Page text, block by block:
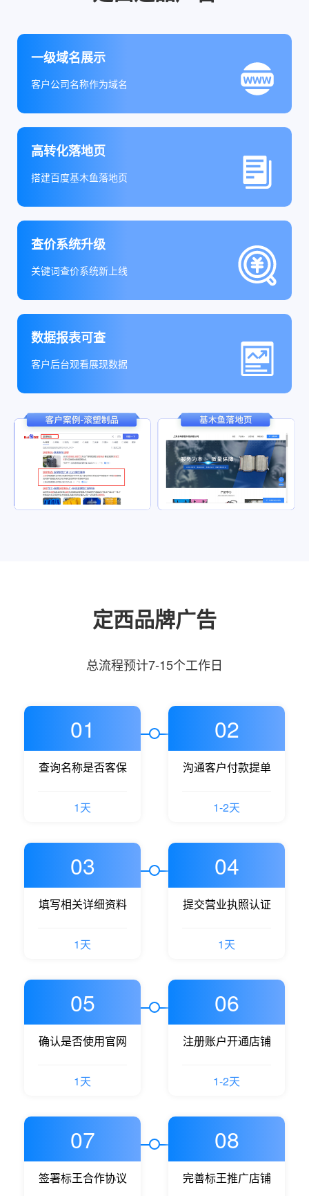
一级域名展示
客户公司名称作为域名
高转化落地页
搭建百度基木鱼落地页
查价系统升级
关键词查价系统新上线
数据报表可查
客户后台观看展现数据
定西品牌广告
总流程预计7-15个工作日
01
查询名称是否客保
1天
02
沟通客户付款提单
1-2天
03
填写相关详细资料
1天
04
提交营业执照认证
1天
05
确认是否使用官网
1天
06
注册账户开通店铺
1-2天
07
签署标王合作协议
08
完善标王推广店铺